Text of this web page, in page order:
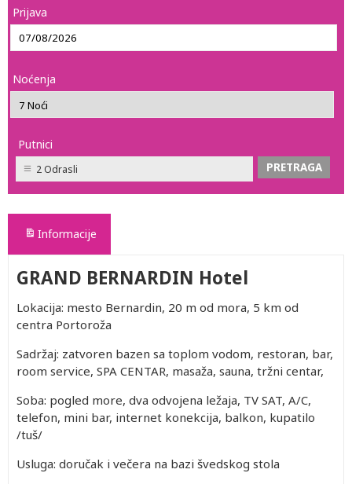
Prijava
Noćenja
Putnici
2 Odrasli
Informacije
GRAND BERNARDIN Hotel
Lokacija: mesto Bernardin, 20 m od mora, 5 km od
centra Portoroža
Sadržaj: zatvoren bazen sa toplom vodom, restoran, bar,
room service, SPA CENTAR, masaža, sauna, tržni centar,
Soba: pogled more, dva odvojena ležaja, TV SAT, A/C,
telefon, mini bar, internet konekcija, balkon, kupatilo
/tuš/
Usluga: doručak i večera na bazi švedskog stola